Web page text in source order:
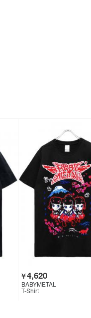
￥4,620
BABYMETAL
T-Shirt